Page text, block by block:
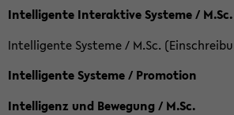
Intelligente Interaktive Systeme / M.Sc.
Intelligente Systeme / M.Sc.
Intelligente Systeme / Promotion
Intelligenz und Bewegung / M.Sc.